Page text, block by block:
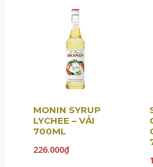
MONIN SYRUP
LYCHEE – VẢI
700ML
226.000₫